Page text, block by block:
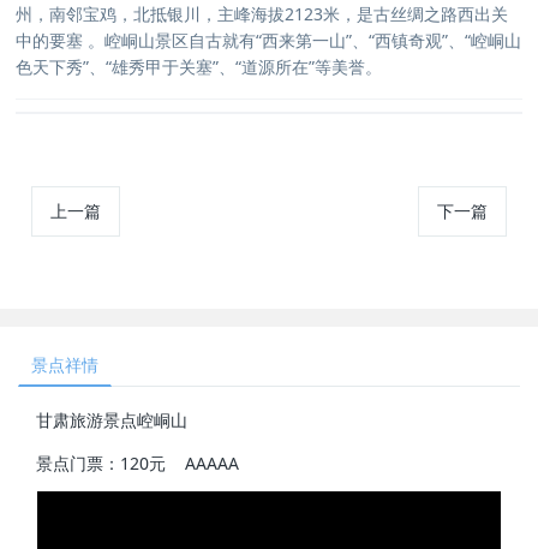
州，南邻宝鸡，北抵银川，主峰海拔2123米，是古丝绸之路西出关
中的要塞 。崆峒山景区自古就有“西来第一山”、“西镇奇观”、“崆峒山
色天下秀”、“雄秀甲于关塞”、“道源所在”等美誉。
上一篇 下一篇
景点祥情
甘肃旅游景点崆峒山
景点门票：120元 AAAAA